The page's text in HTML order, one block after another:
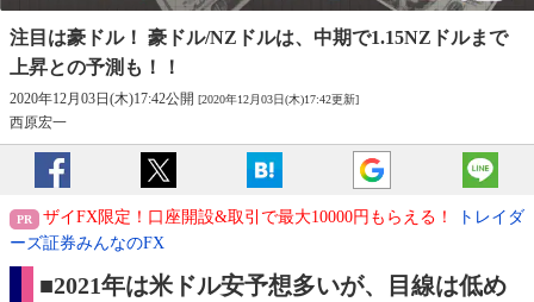
注目は豪ドル！ 豪ドル/NZドルは、中期で1.15NZドルまで
上昇との予測も！！
2020年12月03日(木)17:42公開 [2020年12月03日(木)17:42更新]
西原宏一
ザイFX限定！口座開設&取引で最大10000円もらえる！
トレイダ
ーズ証券みんなのFX
■2021年は米ドル安予想多いが、目線は低め